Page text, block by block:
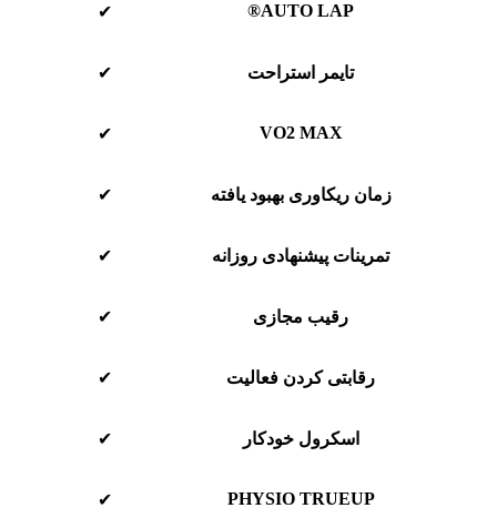
AUTO LAP®
✔
تایمر استراحت ✔
VO2 MAX
✔
زمان ریکاوری بهبود یافته ✔
تمرینات پیشنهادی روزانه ✔
رقیب مجازی ✔
رقابتی کردن فعالیت ✔
اسکرول خودکار ✔
PHYSIO TRUEUP
✔